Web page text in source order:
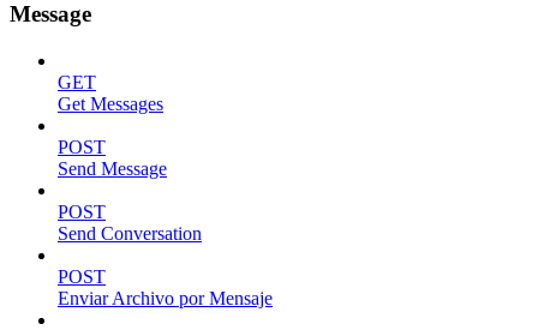
Message
GET
Get Messages
POST
Send Message
POST
Send Conversation
POST
Enviar Archivo por Mensaje